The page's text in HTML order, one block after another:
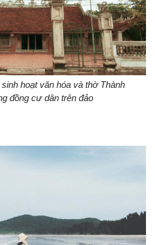
hoạt văn hóa và thờ Thành
đồng cư dân trên đảo